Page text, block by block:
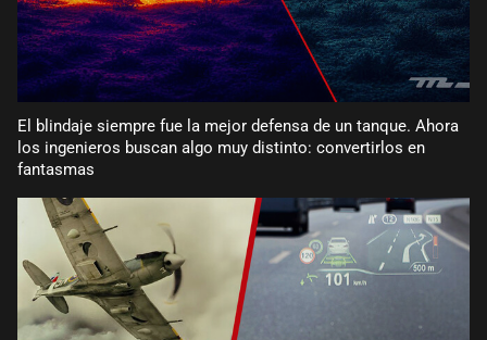
El blindaje siempre fue la mejor defensa de un tanque. Ahora
los ingenieros buscan algo muy distinto: convertirlos en
fantasmas